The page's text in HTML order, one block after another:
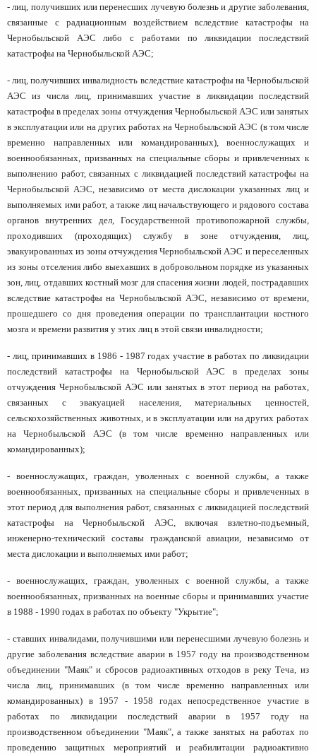
Видео ММКА
Миграционное право
Недвижимость
Страхование
Для юридических лиц
Споры по строительному
Страховые споры
Таможенный адвокат
досудебном порядке
человека (Страсбург)
- лиц, получивших или перенесших лучевую болезнь и другие заболевания,
связанные с радиационным воздействием вследствие катастрофы на
Чернобыльской АЭС либо с работами по ликвидации последствий
катастрофы на Чернобыльской АЭС;
- лиц, получивших инвалидность вследствие катастрофы на Чернобыльской
АЭС из числа лиц, принимавших участие в ликвидации последствий
катастрофы в пределах зоны отчуждения Чернобыльской АЭС или занятых
в эксплуатации или на других работах на Чернобыльской АЭС (в том числе
временно направленных или командированных), военнослужащих и
военнообязанных, призванных на специальные сборы и привлеченных к
выполнению работ, связанных с ликвидацией последствий катастрофы на
Чернобыльской АЭС, независимо от места дислокации указанных лиц и
выполняемых ими работ, а также лиц начальствующего и рядового состава
органов внутренних дел, Государственной противопожарной службы,
проходивших (проходящих) службу в зоне отчуждения, лиц,
эвакуированных из зоны отчуждения Чернобыльской АЭС и переселенных
из зоны отселения либо выехавших в добровольном порядке из указанных
зон, лиц, отдавших костный мозг для спасения жизни людей, пострадавших
вследствие катастрофы на Чернобыльской АЭС, независимо от времени,
прошедшего со дня проведения операции по трансплантации костного
мозга и времени развития у этих лиц в этой связи инвалидности;
- лиц, принимавших в 1986 - 1987 годах участие в работах по ликвидации
последствий катастрофы на Чернобыльской АЭС в пределах зоны
отчуждения Чернобыльской АЭС или занятых в этот период на работах,
связанных с эвакуацией населения, материальных ценностей,
сельскохозяйственных животных, и в эксплуатации или на других работах
на Чернобыльской АЭС (в том числе временно направленных или
командированных);
- военнослужащих, граждан, уволенных с военной службы, а также
военнообязанных, призванных на специальные сборы и привлеченных в
этот период для выполнения работ, связанных с ликвидацией последствий
катастрофы на Чернобыльской АЭС, включая взлетно-подъемный,
инженерно-технический составы гражданской авиации, независимо от
места дислокации и выполняемых ими работ;
- военнослужащих, граждан, уволенных с военной службы, а также
военнообязанных, призванных на военные сборы и принимавших участие
в 1988 - 1990 годах в работах по объекту "Укрытие";
- ставших инвалидами, получившими или перенесшими лучевую болезнь и
другие заболевания вследствие аварии в 1957 году на производственном
объединении "Маяк" и сбросов радиоактивных отходов в реку Теча, из
числа лиц, принимавших (в том числе временно направленных или
командированных) в 1957 - 1958 годах непосредственное участие в
работах по ликвидации последствий аварии в 1957 году на
производственном объединении "Маяк", а также занятых на работах по
проведению защитных мероприятий и реабилитации радиоактивно